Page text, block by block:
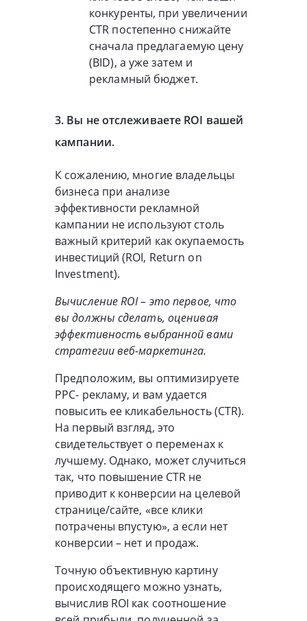
конкуренты, при увеличении
CTR постепенно снижайте
сначала предлагаемую цену
(BID), а уже затем и
рекламный бюджет.
3. Вы не отслеживаете ROI вашей
кампании.
К сожалению, многие владельцы
бизнеса при анализе
эффективности рекламной
кампании не используют столь
важный критерий как окупаемость
инвестиций (ROI, Return on
Investment).
Вычисление ROI – это первое, что
вы должны сделать, оценивая
эффективность выбранной вами
стратегии веб-маркетинга.
Предположим, вы оптимизируете
PPC- рекламу, и вам удается
повысить ее кликабельность (CTR).
На первый взгляд, это
свидетельствует о переменах к
лучшему. Однако, может случиться
так, что повышение CTR не
приводит к конверсии на целевой
странице/сайте, «все клики
потрачены впустую», а если нет
конверсии – нет и продаж.
Точную объективную картину
происходящего можно узнать,
вычислив ROI как соотношение